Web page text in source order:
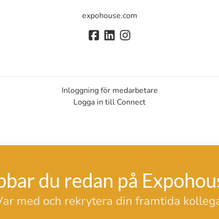
expohouse.com
Inloggning för medarbetare
Logga in till Connect
du redan på
med och rekrytera din framtida